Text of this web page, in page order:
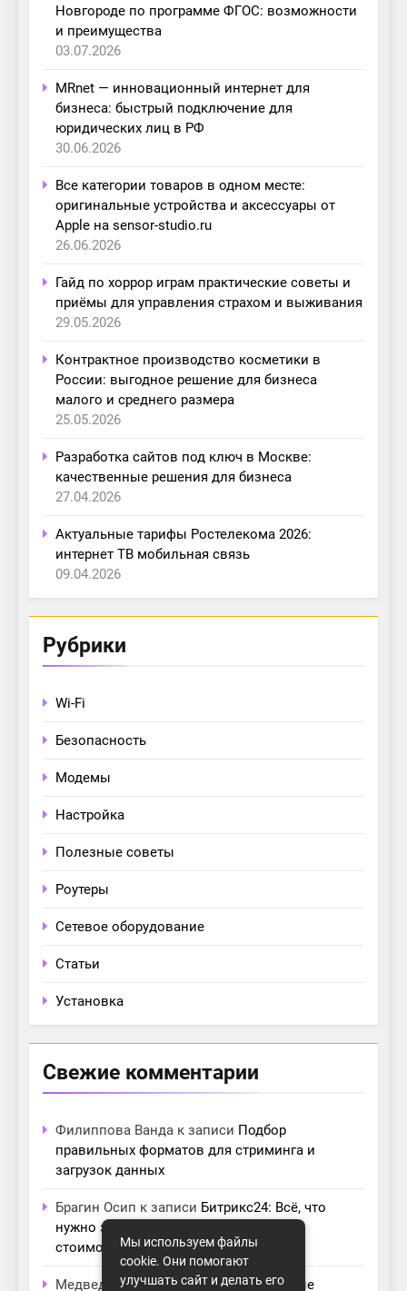
Новгороде по программе ФГОС: возможности
и преимущества
03.07.2026
MRnet — инновационный интернет для
бизнеса: быстрый подключение для
юридических лиц в РФ
30.06.2026
Все категории товаров в одном месте:
оригинальные устройства и аксессуары от
Apple на sensor-studio.ru
26.06.2026
Гайд по хоррор играм практические советы и
приёмы для управления страхом и выживания
29.05.2026
Контрактное производство косметики в
России: выгодное решение для бизнеса
малого и среднего размера
25.05.2026
Разработка сайтов под ключ в Москве:
качественные решения для бизнеса
27.04.2026
Актуальные тарифы Ростелекома 2026:
интернет ТВ мобильная связь
09.04.2026
Рубрики
Wi-Fi
Безопасность
Модемы
Настройка
Полезные советы
Роутеры
Сетевое оборудование
Статьи
Установка
Свежие комментарии
Филиппова Ванда к записи Подбор
правильных форматов для стриминга и
загрузок данных
Брагин Осип к записи Битрикс24: Всё, что
нужно знать о лицензиях, тарифах и
стоимости в компании Айтекс
Медведева Амалияк записиОсновные
Мы используем файлы
cookie. Они помогают
улучшать сайт и делать его